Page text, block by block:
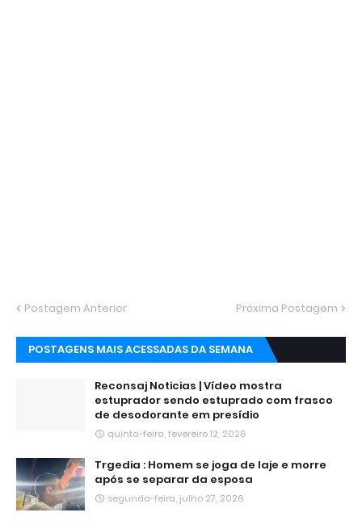
Postagem Anterior Próxima Postagem
POSTAGENS MAIS ACESSADAS DA SEMANA
Reconsaj Noticias | Vídeo mostra
estuprador sendo estuprado com frasco
de desodorante em presídio
quinta-feira, fevereiro 12, 2026
Trgedia : Homem se joga de laje e morre
após se separar da esposa
segunda-feira, julho 27, 2026